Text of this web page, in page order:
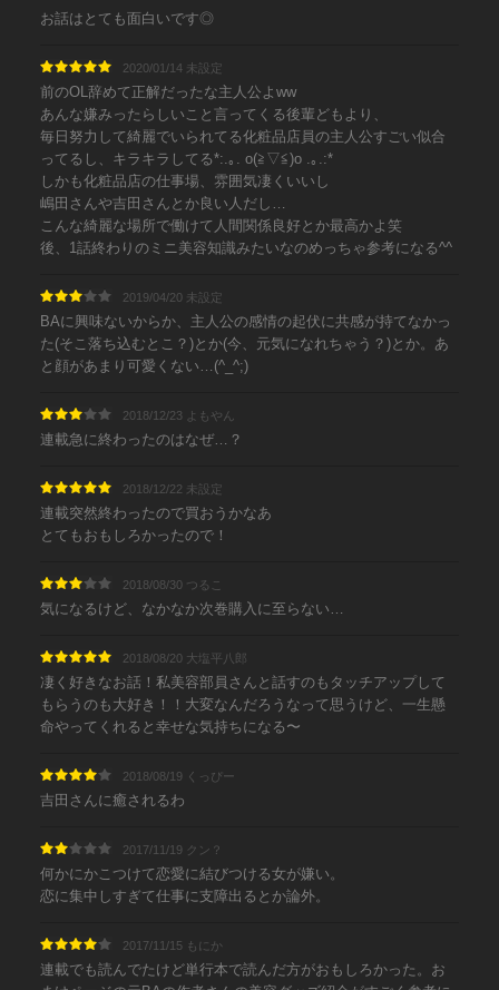
お話はとても面白いです◎
2020/01/14 未設定
前のOL辞めて正解だったな主人公よww
あんな嫌みったらしいこと言ってくる後輩どもより、
毎日努力して綺麗でいられてる化粧品店員の主人公すごい似合
ってるし、キラキラしてる*:.｡. o(≧▽≦)o .｡.:*
しかも化粧品店の仕事場、雰囲気凄くいいし
嶋田さんや吉田さんとか良い人だし…
こんな綺麗な場所で働けて人間関係良好とか最高かよ笑
後、1話終わりのミニ美容知識みたいなのめっちゃ参考になる^^
2019/04/20 未設定
BAに興味ないからか、主人公の感情の起伏に共感が持てなかっ
た(そこ落ち込むとこ？)とか(今、元気になれちゃう？)とか。あ
と顔があまり可愛くない…(^_^;)
2018/12/23 よもやん
連載急に終わったのはなぜ…？
2018/12/22 未設定
連載突然終わったので買おうかなあ
とてもおもしろかったので！
2018/08/30 つるこ
気になるけど、なかなか次巻購入に至らない…
2018/08/20 大塩平八郎
凄く好きなお話！私美容部員さんと話すのもタッチアップして
もらうのも大好き！！大変なんだろうなって思うけど、一生懸
命やってくれると幸せな気持ちになる〜
2018/08/19 くっぴー
吉田さんに癒されるわ
2017/11/19 クン？
何かにかこつけて恋愛に結びつける女が嫌い。
恋に集中しすぎて仕事に支障出るとか論外。
2017/11/15 もにか
連載でも読んでたけど単行本で読んだ方がおもしろかった。お